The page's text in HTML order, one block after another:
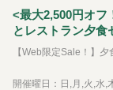
<最大2,500円オフ
とレストラン夕食
開催曜日：日,月,火,水,